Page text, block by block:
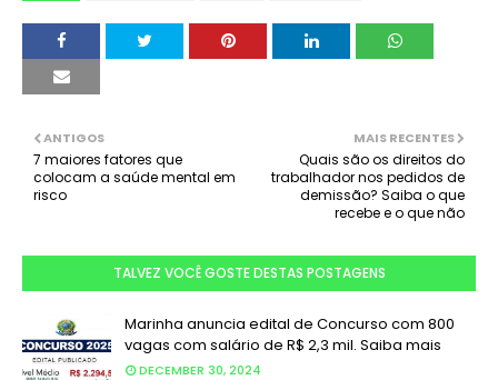
MAIS RECENTES
Quais são os direitos do
trabalhador nos pedidos de
demissão? Saiba o que
recebe e o que não
ANTIGOS
7 maiores fatores que
colocam a saúde mental em
risco
TALVEZ VOCÊ GOSTE DESTAS POSTAGENS
Marinha anuncia edital de Concurso com 800
vagas com salário de R$ 2,3 mil. Saiba mais
DECEMBER 30, 2024